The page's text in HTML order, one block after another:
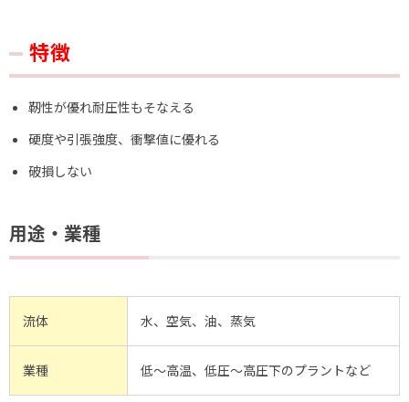
特徴
靭性が優れ耐圧性もそなえる
硬度や引張強度、衝撃値に優れる
破損しない
用途・業種
流体 水、空気、油、蒸気
業種 低～高温、低圧～高圧下のプラントなど